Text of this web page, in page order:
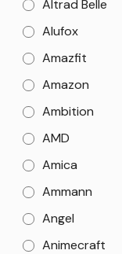
Altrad Belle
Alufox
Amazfit
Amazon
Ambition
AMD
Amica
Ammann
Angel
Animecraft